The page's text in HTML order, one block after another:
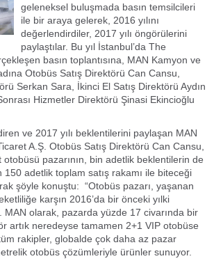
geleneksel buluşmada basın temsilcileri
ile bir araya gelerek, 2016 yılını
değerlendirdiler, 2017 yılı öngörülerini
paylaştılar. Bu yıl İstanbul’da The
basın toplantısına, MAN Kamyon ve
Otobüs Satış Direktörü Can Cansu,
Serkan Sara, İkinci El Satış Direktörü Aydın
Hizmetler Direktörü Şinasi Ekincioğlu
ve 2017 yılı beklentilerini paylaşan MAN
A.Ş. Otobüs Satış Direktörü Can Cansu,
otobüsü pazarının, bin adetlik beklentilerin de
150 adetlik toplam satış rakamı ile biteceği
şöyle konuştu: “Otobüs pazarı, yaşanan
karşın 2016’da bir önceki yılki
MAN olarak, pazarda yüzde 17 civarında bir
artık neredeyse tamamen 2+1 VIP otobüse
rakipler, globalde çok daha az pazar
otobüs çözümleriyle ürünler sunuyor.